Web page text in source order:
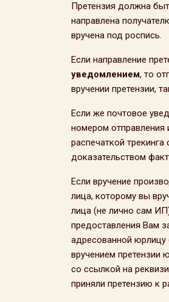
Претензия должна
направлена
вручена под роспись.
Если направление
уведомлением, то
вручении претензии,
Если же почтовое
номером отправления
распечаткой
доказательством
Если вручение
лица, которому вы
лица (не лично сам
предоставления Вам
адресованной юрлицу
вручением претензии
со ссылкой на
приняли претензию к